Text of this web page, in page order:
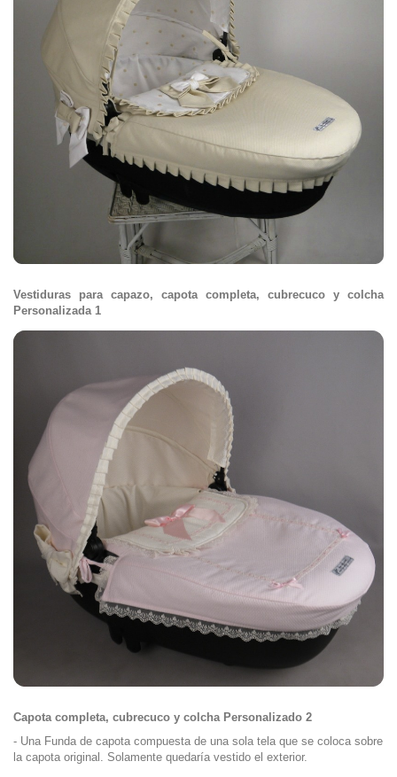
Vestiduras para capazo, capota completa, cubrecuco y colcha
Personalizada 1
Capota completa, cubrecuco y colcha Personalizado 2
- Una Funda de capota compuesta de una sola tela que se coloca sobre
la capota original. Solamente quedaría vestido el exterior.